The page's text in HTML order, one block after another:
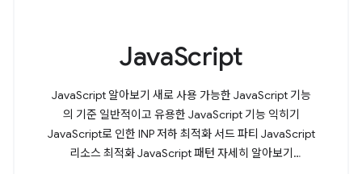
JavaScript
JavaScript 알아보기 새로 사용 가능한 JavaScript 기능
의 기준 일반적이고 유용한 JavaScript 기능 익히기
JavaScript로 인한 INP 저하 최적화 서드 파티 JavaScript
리소스 최적화 JavaScript 패턴 자세히 알아보기